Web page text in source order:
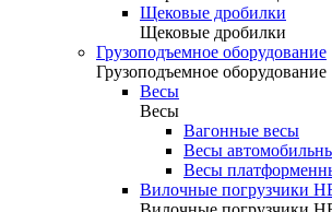
Щековые дробилки
Щековые дробилки
Грузоподъемное оборудование
Грузоподъемное оборудование
Весы
Весы
Вагонные весы
Весы
Весы
Вилочные погрузчики